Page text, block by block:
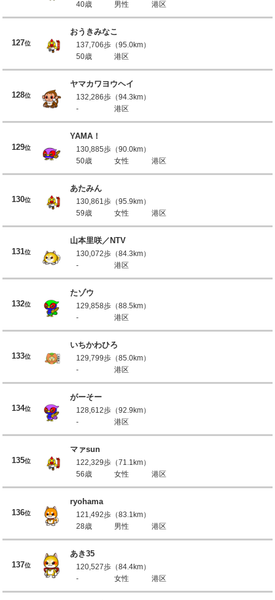
40歳 男性 港区
127位
おうきみなこ
137,706歩（95.0km）
50歳
港区
128位
ヤマカワヨウヘイ
132,286歩（94.3km）
-
港区
129位
YAMA！
130,885歩（90.0km）
50歳
女性 港区
130位
あたみん
130,861歩（95.9km）
59歳
女性 港区
131位
山本里咲／NTV
130,072歩（84.3km）
-
港区
132位
たゾウ
129,858歩（88.5km）
-
港区
133位
いちかわひろ
129,799歩（85.0km）
-
港区
134位
がーそー
128,612歩（92.9km）
-
港区
135位
マァsun
122,329歩（71.1km）
56歳
女性 港区
136位
ryohama
121,492歩（83.1km）
28歳
男性 港区
137位
あき35
120,527歩（84.4km）
-
女性 港区